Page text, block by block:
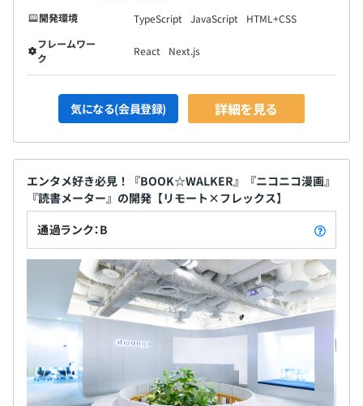
開発環境
TypeScript JavaScript
HTML+CSS
フレームワー
ク
React Next.js
気になる(会員登録) 詳細を見る
エンタメ好き必見！『BOOK☆WALKER』『ニコニコ漫画』
『読書メーター』の開発【リモート×フレックス】
通過ランク：B